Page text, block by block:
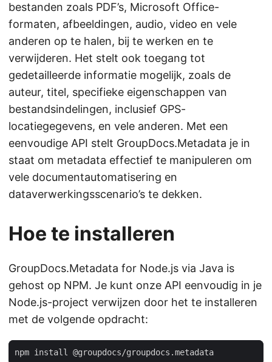
bestanden zoals PDF’s, Microsoft Office-
formaten, afbeeldingen, audio, video en vele
anderen op te halen, bij te werken en te
verwijderen. Het stelt ook toegang tot
gedetailleerde informatie mogelijk, zoals de
auteur, titel, specifieke eigenschappen van
bestandsindelingen, inclusief GPS-
locatiegegevens, en vele anderen. Met een
eenvoudige API stelt GroupDocs.Metadata je in
staat om metadata effectief te manipuleren om
vele documentautomatisering en
dataverwerkingsscenario’s te dekken.
Hoe te installeren
GroupDocs.Metadata for Node.js via Java is
gehost op NPM. Je kunt onze API eenvoudig in je
Node.js-project verwijzen door het te installeren
met de volgende opdracht: